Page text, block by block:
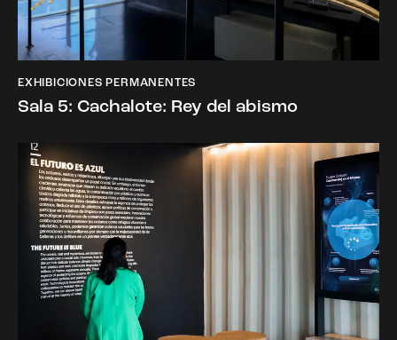
EXHIBICIONES PERMANENTES
Sala 5: Cachalote: Rey del abismo